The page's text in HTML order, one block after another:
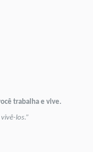
trabalha e vive.
los.”